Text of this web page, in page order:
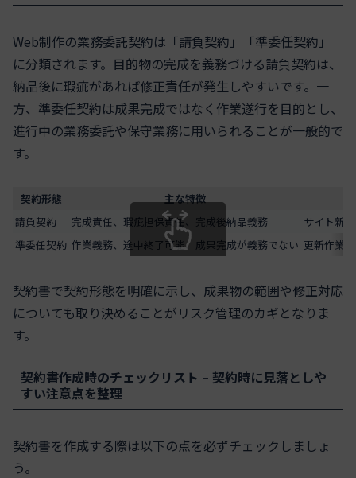
Web制作の業務委託契約は「請負契約」「準委任契約」
に分類されます。目的物の完成を義務づける請負契約は、
納品後に瑕疵があれば修正責任が発生しやすいです。一
方、準委任契約は成果完成ではなく作業遂行を目的とし、
進行中の業務委託や保守業務に用いられることが一般的で
す。
契約形態 主な特徴
請負契約
完成責任、瑕疵担保責任、完成後納品義務
サイト新
準委任契約 作業義務、途中終了可能、成果完成が義務でない 更新作業
スクロールできます
契約書で契約形態を明確に示し、成果物の範囲や修正対応
についても取り決めることがリスク管理のカギとなりま
す。
契約書作成時のチェックリスト – 契約時に見落としや
すい注意点を整理
契約書を作成する際は以下の点を必ずチェックしましょ
う。